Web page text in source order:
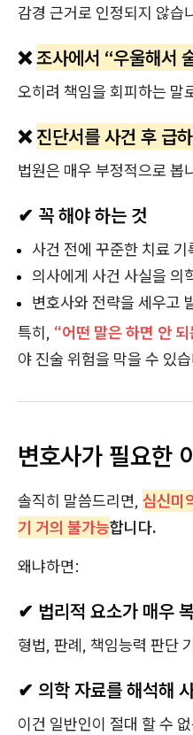
감경 근거로 인정되지 않습
❌조사에서 “우울해서
오히려 책임을 회피하는 말
❌진단서를 사건 후 급
법원은 매우 부정적으로 봅
✔ 꼭 해야 하는 것
사건 전에 꾸준한 치료 기
의사에게 사건 사실을 의
변호사와 전략을 세우고
특히, “어떤 말은 하면 안
야 진술 위험을 막을 수 있
변호사가 필요한
솔직히 말씀드리면, 심신미
기 거의 불가능합니다.
왜냐하면:
✔ 법리적 요소가 매우
형법, 판례, 책임능력 판단
✔ 의학 자료를 해석해
이건 일반인이 절대 할 수